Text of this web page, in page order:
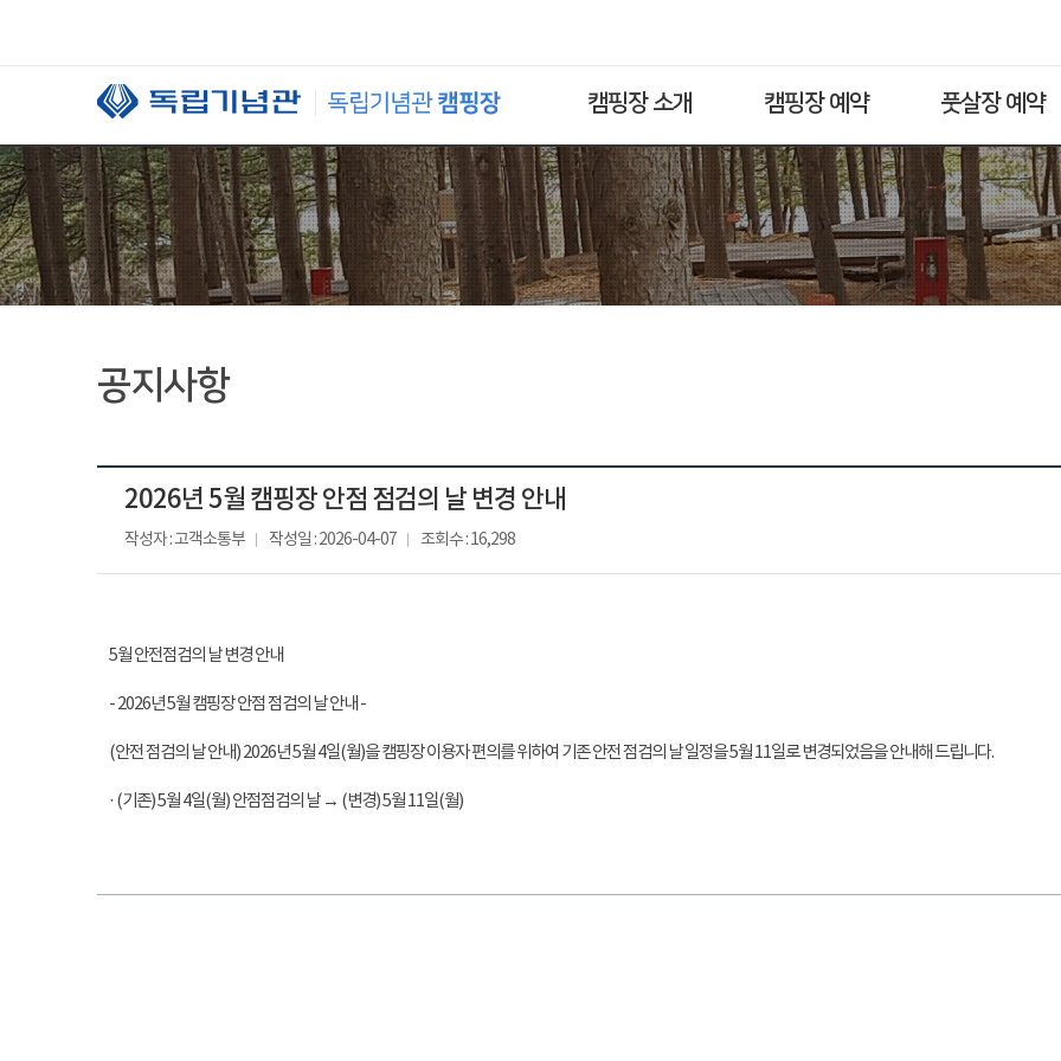
캠핑장 소개 캠핑장 예약 풋살장 예약
공지사항
2026년 5월 캠핑장 안점 점검의 날 변경 안내
작성자 : 고객소통부 작성일 : 2026-04-07 조회수 : 16,298
5월 안전점검의 날 변경 안내
- 2026년 5월 캠핑장 안점 점검의 날 안내 -
(안전 점검의 날 안내) 2026년 5월 4일(월)을 캠핑장 이용자 편의를 위하여 기존 안전 점검의 날 일정을 5월 11일로 변경되었음을 안내해 드립니다.
· (기존) 5월 4일(월) 안점점검의 날 → (변경) 5월 11일(월)